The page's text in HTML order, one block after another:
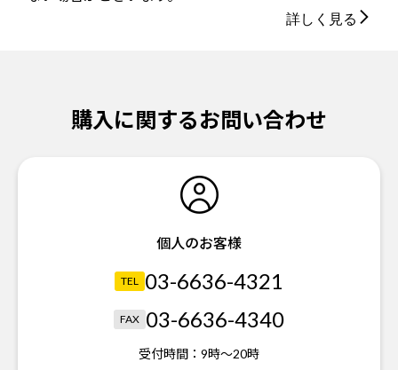
詳しく見る
購入に関するお問い合わせ
個人のお客様
TEL 03-6636-4321
FAX 03-6636-4340
受付時間： 9時～20時